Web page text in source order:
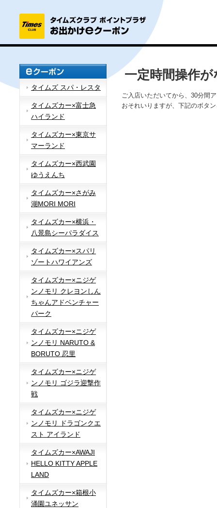
タイムズ スパ・レスタ
タイムズカー×富士急
ハイランド
タイムズカー×東京サ
マーランド
タイムズカー×西武園
ゆうえんち
タイムズカー×さがみ
湖MORI MORI
タイムズカー×横浜・
八景島シーパラダイス
タイムズカー×スパリ
ゾートハワイアンズ
タイムズカー×ニジゲ
ンノモリ クレヨンしん
ちゃんアドベンチャー
パーク
タイムズカー×ニジゲ
ンノモリ NARUTO &
BORUTO 忍里
タイムズカー×ニジゲ
ンノモリ ゴジラ迎撃作
戦
タイムズカー×ニジゲ
ンノモリ ドラゴンクエ
スト アイランド
タイムズカー×AWAJI
HELLO KITTY APPLE
LAND
タイムズカー×箱根小
涌園ユネッサン
一定時間操作
ご入店いただいてから、30分間
おそれいりますが、下記のボタ